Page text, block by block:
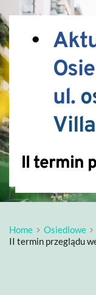
ul.
II termin
Home Osiedlowe
II termin przeglądu